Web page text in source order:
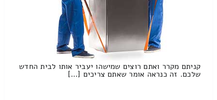
קניתם מקרר ואתם רוצים שמישהו יעביר אותו לבית החדש
שלכם. זה כנראה אומר שאתם צריכים […]